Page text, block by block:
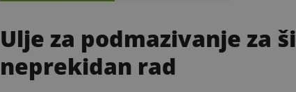
Ulje za podmazivanje za
neprekidan rad